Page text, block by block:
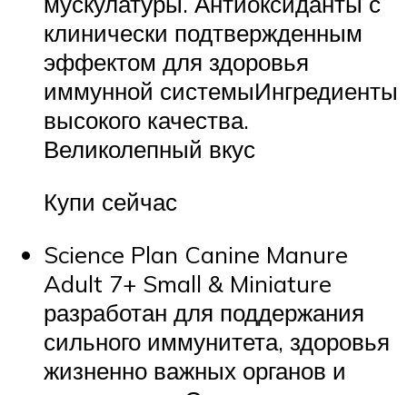
клинически подтвержденным
эффектом для здоровья
иммунной системыИнгредиенты
высокого качества.
Великолепный вкус
Купи сейчас
Science Plan Canine Manure
Adult 7+ Small & Miniature
разработан для поддержания
сильного иммунитета, здоровья
жизненно важных органов и